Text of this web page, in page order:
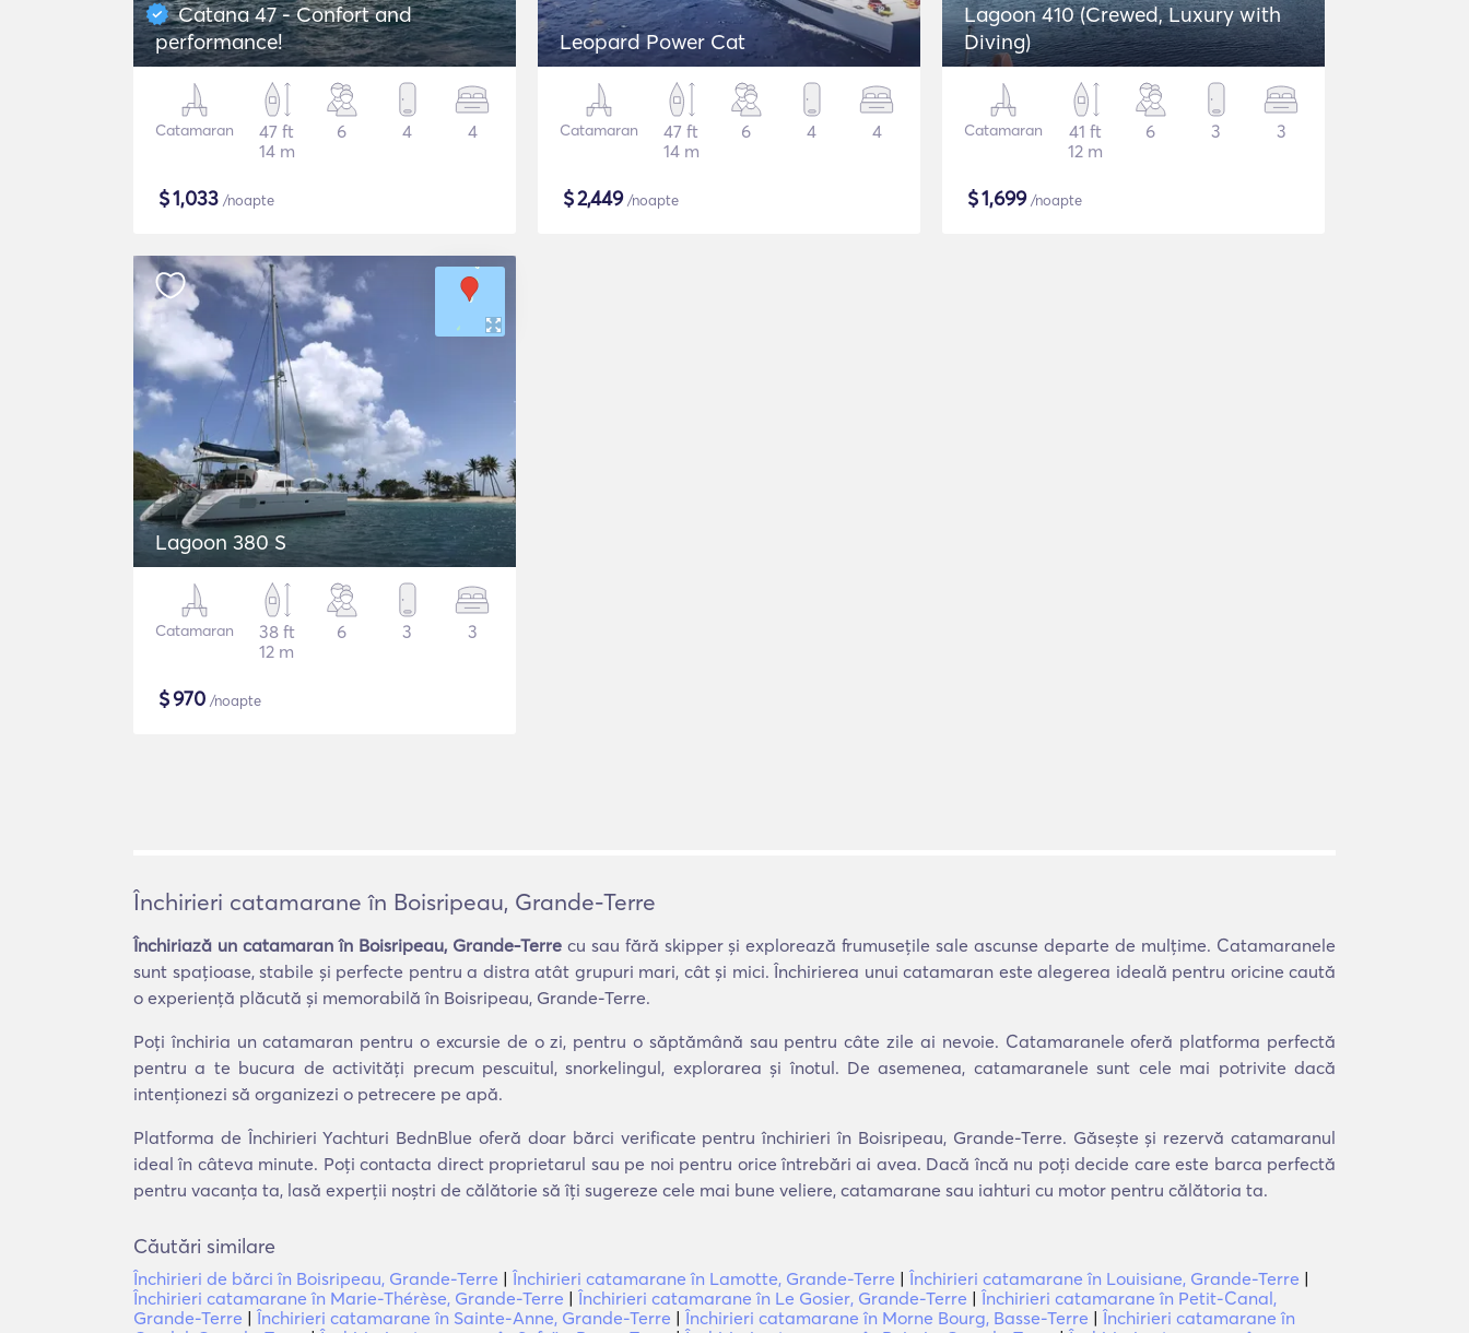
Catana 47 - Confort and
performance!
Catamaran
47 ft
14 m
6 4 4
$1,033 /noapte
Leopard Power Cat
Catamaran
47 ft
14 m
6 4 4
$2,449/noapte
Lagoon 410 (Crewed, Luxury with
Diving)
Catamaran
41 ft
12 m
6 3 3
$1,699/noapte
Lagoon 380 S
Catamaran
38 ft
12 m
6 3 3
$970 /noapte
Închirieri catamarane în Boisripeau, Grande-Terre
Închiriază un catamaran în Boisripeau, Grande-Terrecu sau fără skipper și explorează frumusețile sale ascunse departe de mulțime. Catamaranele
sunt spațioase, stabile și perfecte pentru a distra atât grupuri mari, cât și mici. Închirierea unui catamaran este alegerea ideală pentru oricine caută
o experiență plăcută și memorabilă în Boisripeau, Grande-Terre.
Poți închiria un catamaran pentru o excursie de o zi, pentru o săptămână sau pentru câte zile ai nevoie. Catamaranele oferă platforma perfectă
pentru a te bucura de activități precum pescuitul, snorkelingul, explorarea și înotul. De asemenea, catamaranele sunt cele mai potrivite dacă
intenționezi să organizezi o petrecere pe apă.
Platforma de Închirieri Yachturi BednBlue oferă doar bărci verificate pentru închirieri în Boisripeau, Grande-Terre. Găsește și rezervă catamaranul
ideal în câteva minute. Poți contacta direct proprietarul sau pe noi pentru orice întrebări ai avea. Dacă încă nu poți decide care este barca perfectă
pentru vacanța ta, lasă experții noștri de călătorie să îți sugereze cele mai bune veliere, catamarane sau iahturi cu motor pentru călătoria ta.
Căutări similare
Închirieri de bărci în Boisripeau, Grande-Terre | Închirieri catamarane în Lamotte, Grande-Terre | Închirieri catamarane în Louisiane, Grande-Terre |
Închirieri catamarane în Marie-Thérèse, Grande-Terre | Închirieri catamarane în Le Gosier, Grande-Terre | Închirieri catamarane în Petit-Canal,
Grande-Terre | Închirieri catamarane în Sainte-Anne, Grande-Terre | Închirieri catamarane în Morne Bourg, Basse-Terre | Închirieri catamarane în